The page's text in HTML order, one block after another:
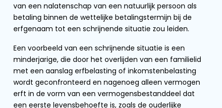
van een nalatenschap van een natuurlijk persoon als
betaling binnen de wettelijke betalingstermijn bij de
erfgenaam tot een schrijnende situatie zou leiden.
Een voorbeeld van een schrijnende situatie is een
minderjarige, die door het overlijden van een familielid
met een aanslag erfbelasting of inkomstenbelasting
wordt geconfronteerd en nagenoeg alleen vermogen
erft in de vorm van een vermogensbestanddeel dat
een eerste levensbehoefte is, zoals de ouderlijke